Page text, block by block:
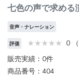
七色の声で求める
音声・ナレーション
評価
0 （
販売実績：0件
商品番号：404